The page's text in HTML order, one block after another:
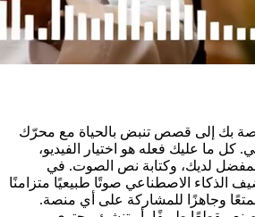
بك إلى قصص تنبض بالحياة مع محرّك
كل ما عليك فعله هو اختيار الفيديو،
لديك، وكتابة نص الصوت. في
الاصطناعي صوتًا طبيعيًا متزامنًا
وجاهزًا للمشاركة على أي منصة.